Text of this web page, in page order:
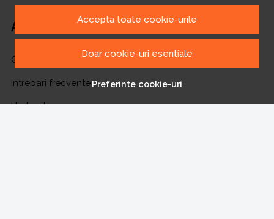
Accepta toate cookie-urile
Doar cookie-uri esentiale
Preferinte cookie-uri
ASISTENTA
Contacteaza-ne
Intrebari frecvente
Harta site